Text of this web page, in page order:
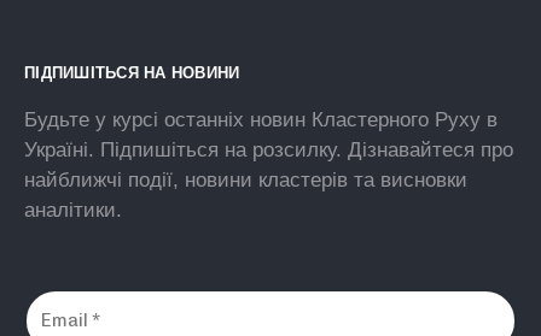
ПІДПИШІТЬСЯ НА НОВИНИ
Будьте у курсі останніх новин Кластерного Руху в
Україні. Підпишіться на розсилку. Дізнавайтеся про
найближчі події, новини кластерів та висновки
аналітики.